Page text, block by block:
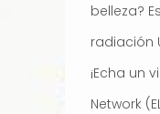
belleza?
radiación
¡Echa un
Network